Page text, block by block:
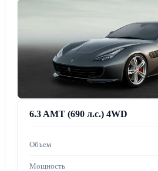
6.3 AMT (690 л.с.) 4WD